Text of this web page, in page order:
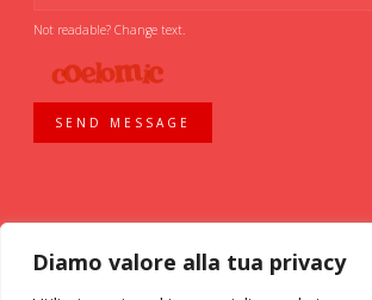
Diamo valore alla tua privacy
Not readable? Change text.
SEND MESSAGE